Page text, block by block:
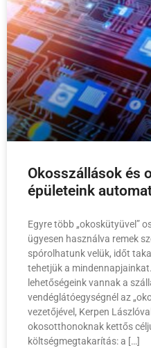
Okosszállások és
épületeink
Egyre több „okoskütyüvel”
ügyesen használva remek
spórolhatunk velük, időt
tehetjük a
lehetőségeink vannak a
vendéglátóegységnél az
vezetőjével, Kerpen
okosotthonoknak kettős
költségmegtakarítás: a […]